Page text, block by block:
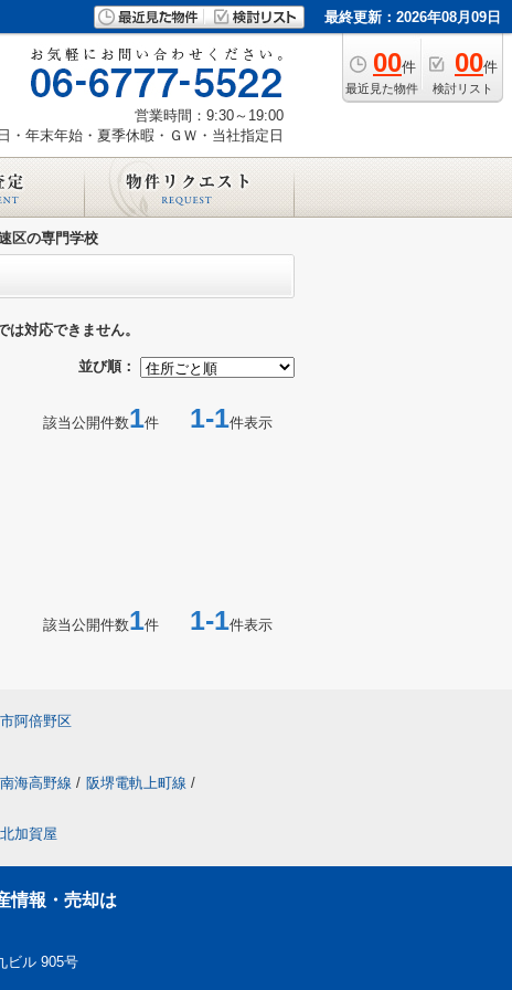
最終更新：2026年08月09日
00件
最近見た物件
00件
検討リスト
営業時間：9:30～19:00
・年末年始・夏季休暇・ＧＷ・当社指定日
区の専門学校
対応できません。
並び順：
該当公開件数1件 1-1件表示
該当公開件数1件 1-1件表示
阿倍野区
南海高野線 / 阪堺電軌上町線 /
北加賀屋
情報・売却は
ビル 905号